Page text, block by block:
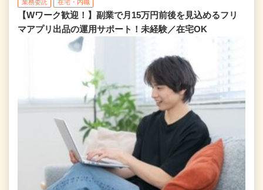
業務委託 在宅・内職
【Wワーク歓迎！】副業で月15万円前後を見込めるフリ
マアプリ出品の運用サポート！未経験／在宅OK